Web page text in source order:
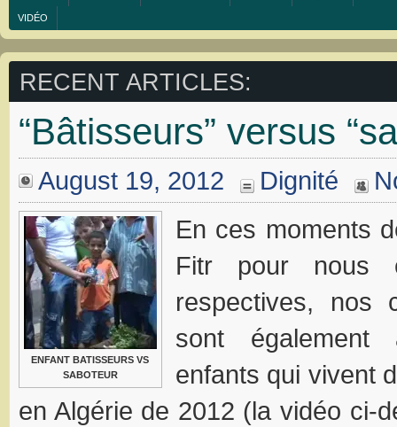
VIDÉO
RECENT ARTICLES:
“Bâtisseurs” versus
August 19, 2012 Dignité
ENFANT BATISSEURS VS
SABOTEUR
En ces moments
Fitr pour nous
respectives,
sont
enfants qui vivent
en Algérie de 2012 (la vidéo ci-